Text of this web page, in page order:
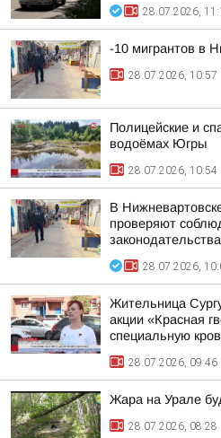
28.07.2026,
-10 мигрантов в
28.07.2026, 10:57
Полицейские и
водоёмах Югры
28.07.2026, 10:54
В
проверяют
законодательства
28.07.2026,
Жительница
акции «Красная
специальную
28.07.2026, 09:46
Жара на Урале
28.07.2026, 08:28